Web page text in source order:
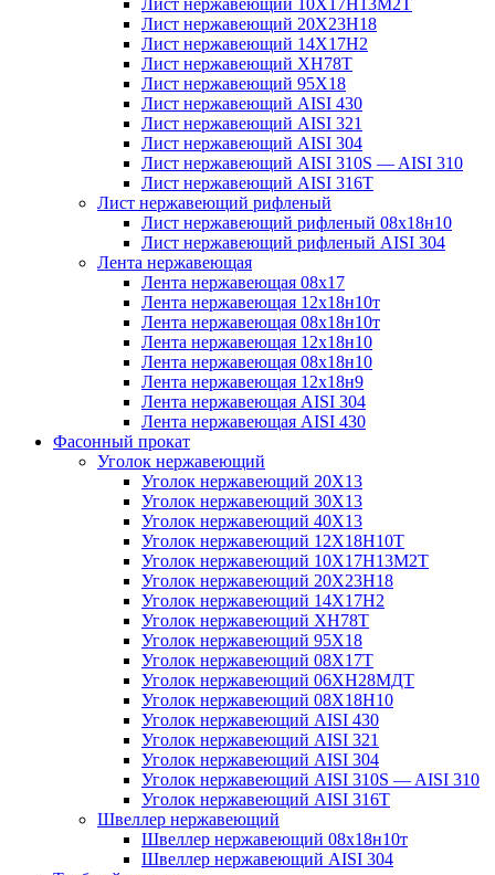
Лист нержавеющий 10Х17Н13М2T
Лист нержавеющий 20Х23Н18
Лист нержавеющий 14Х17Н2
Лист нержавеющий ХН78Т
Лист нержавеющий 95Х18
Лист нержавеющий AISI 430
Лист нержавеющий AISI 321
Лист нержавеющий AISI 304
Лист нержавеющий AISI 310S — AISI 310
Лист нержавеющий AISI 316T
Лист нержавеющий рифленый
Лист нержавеющий рифленый 08х18н10
Лист нержавеющий рифленый AISI 304
Лента нержавеющая
Лента нержавеющая 08х17
Лента нержавеющая 12х18н10т
Лента нержавеющая 08х18н10т
Лента нержавеющая 12х18н10
Лента нержавеющая 08х18н10
Лента нержавеющая 12х18н9
Лента нержавеющая AISI 304
Лента нержавеющая AISI 430
Фасонный прокат
Уголок нержавеющий
Уголок нержавеющий 20Х13
Уголок нержавеющий 30Х13
Уголок нержавеющий 40Х13
Уголок нержавеющий 12Х18Н10Т
Уголок нержавеющий 10Х17Н13М2T
Уголок нержавеющий 20Х23Н18
Уголок нержавеющий 14Х17Н2
Уголок нержавеющий ХН78Т
Уголок нержавеющий 95Х18
Уголок нержавеющий 08Х17Т
Уголок нержавеющий 06ХН28МДТ
Уголок нержавеющий 08Х18Н10
Уголок нержавеющий AISI 430
Уголок нержавеющий AISI 321
Уголок нержавеющий AISI 304
Уголок нержавеющий AISI 310S — AISI 310
Уголок нержавеющий AISI 316T
Швеллер нержавеющий
Швеллер нержавеющий 08х18н10т
Швеллер нержавеющий AISI 304